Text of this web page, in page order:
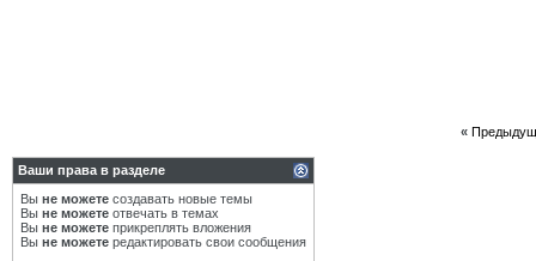
«
Ваши права в разделе
Вы не можете создавать новые темы
Вы не можете отвечать в темах
Вы не можете прикреплять вложения
Вы не можете редактировать свои сообщения